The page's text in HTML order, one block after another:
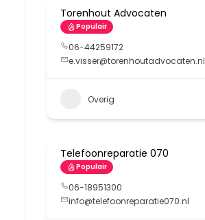
Torenhout Advocaten
Populair
06-44259172
e.visser@torenhoutadvocaten.nl
Overig
Telefoonreparatie 070
Populair
06-18951300
info@telefoonreparatie070.nl